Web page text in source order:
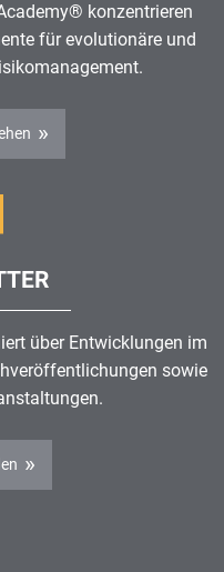
konzentrieren
für evolutionäre und
.
über Entwicklungen im
sowie